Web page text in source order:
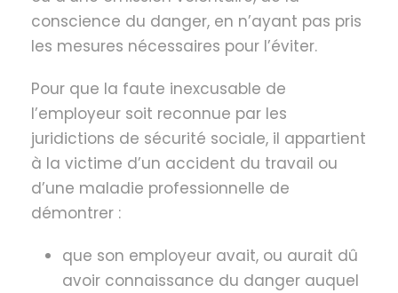
conscience du danger, en n’ayant pas pris
les mesures nécessaires pour l’éviter.
Pour que la faute inexcusable de
l’employeur soit reconnue par les
juridictions de sécurité sociale, il appartient
à la victime d’un accident du travail ou
d’une maladie professionnelle de
démontrer :
que son employeur avait, ou aurait dû
avoir connaissance du danger auquel